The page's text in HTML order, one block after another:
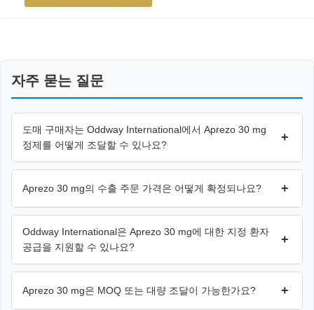
자주 묻는 질문
도매 구매자는 Oddway International에서 Aprezo 30 mg
정제를 어떻게 조달할 수 있나요?
+
Aprezo 30 mg의 수출 주문 가격은 어떻게 확정되나요? +
Oddway International은 Aprezo 30 mg에 대한 지정 환자
공급을 지원할 수 있나요?
+
Aprezo 30 mg은 MOQ 또는 대량 조달이 가능한가요? +